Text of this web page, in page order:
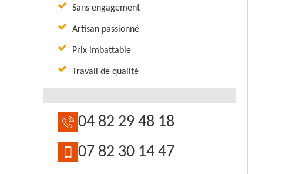
Sans engagement
Artisan passionné
Prix imbattable
Travail de qualité
04 82 29 48 18
07 82 30 14 47